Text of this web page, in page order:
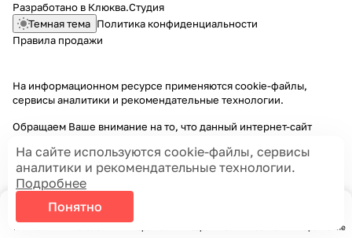
Сравнение
Разработано в Клюква.Студия
Темная тема Политика конфиденциальности
Правила продажи
На информационном ресурсе применяютсяcookie-файлы,
сервисы аналитики и рекомендательные технологии.
Обращаем Ваше внимание на то, что данный интернет-сайт
условиях информационные материалы и цены, размещенные на
сайте, не являются публичной офертой, определяемой
положениями Статей 435 и 437 Гражданского кодекса РФ.
На сайте используются cookie-файлы, сервисы
аналитики и рекомендательные технологии.
Подробнее
Понятно